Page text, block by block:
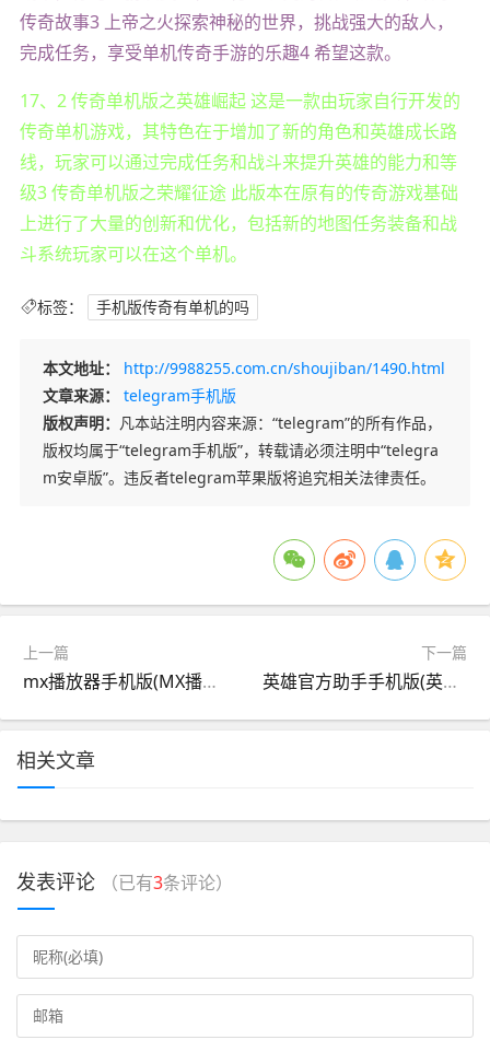
传奇故事3 上帝之火探索神秘的世界，挑战强大的敌人，
完成任务，享受单机传奇手游的乐趣4 希望这款。
17、2 传奇单机版之英雄崛起 这是一款由玩家自行开发的
传奇单机游戏，其特色在于增加了新的角色和英雄成长路
线，玩家可以通过完成任务和战斗来提升英雄的能力和等
级3 传奇单机版之荣耀征途 此版本在原有的传奇游戏基础
上进行了大量的创新和优化，包括新的地图任务装备和战
斗系统玩家可以在这个单机。
标签： 手机版传奇有单机的吗
本文地址：
http://9988255.com.cn/shoujiban/1490.html
文章来源：
telegram手机版
版权声明： 凡本站注明内容来源：“telegram”的所有作品，
版权均属于“telegram手机版”，转载请必须注明中“telegra
m安卓版”。违反者telegram苹果版将追究相关法律责任。
上一篇
mx播放器手机版(MX播放器手机版MX Player)
下一篇
英雄官方助手手机版(英雄英雄手游官方下载)
相关文章
发表评论 （已有3条评论）